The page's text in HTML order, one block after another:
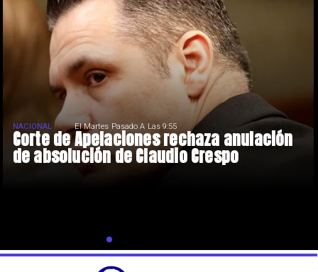
Corte de Apelaciones rechaza anulación
de absolución de Claudio Crespo
NACIONAL El Martes Pasado A Las 9:55